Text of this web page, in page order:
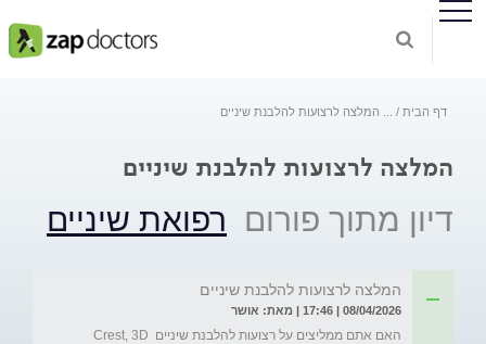
דף הבית המלצה לרצועות להלבנת שיניים
המלצה לרצועות להלבנת שיניים
דיון מתוך פורום רפואת שיניים
המלצה לרצועות להלבנת שיניים
08/04/2026 | 17:46 | מאת: אושר
האם אתם ממליצים על רצועות להלבנת שיניים Crest, 3D